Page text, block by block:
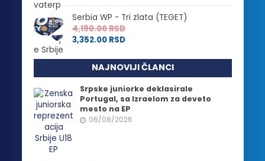
Serbia WP - Tri zlata (TEGET)
4,190.00RSD
3,352.00 RSD
NAJNOVIJI ČLANCI
Srpske juniorke deklasirale
Portugal, sa Izraelom za deveto
mesto na EP
06/08/2026